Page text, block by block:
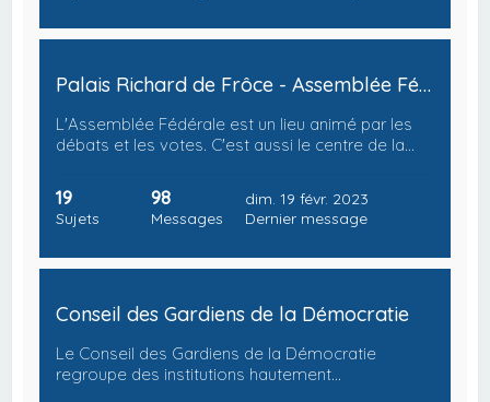
Palais Richard de Frôce - Assemblée Fédérale
L'Assemblée Fédérale est un lieu animé par les
débats et les votes. C'est aussi le centre de la…
19
Sujets
98
Messages
dim. 19 févr. 2023
Dernier message
Conseil des Gardiens de la Démocratie
Le Conseil des Gardiens de la Démocratie
regroupe des institutions hautement…